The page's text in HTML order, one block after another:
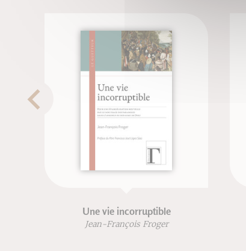
Une vie incorruptible
Jean-François Froger